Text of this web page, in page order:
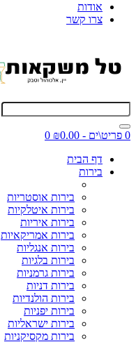
אודות
צרו קשר
0 פריט\ים - ₪0.00
0
דף הבית
בירות
בירות אוסטריות
בירות איטלקיות
בירות איריות
בירות אמריקאיות
בירות אנגליות
בירות בלגיות
בירות גרמניות
בירות דניות
בירות הולנדיות
בירות יפניות
בירות ישראליות
בירות מקסיקניות